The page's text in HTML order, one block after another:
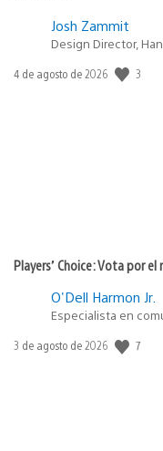
Josh Zammit
Design Director,
Fecha
4 de agosto de 2026 3
Players’ Choice: Vota por
O'Dell Harmon Jr.
Especialista en
Fecha
3 de agosto de 2026 7